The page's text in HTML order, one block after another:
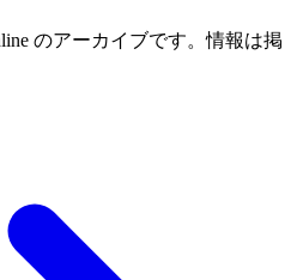
のアーカイブです。情報は掲